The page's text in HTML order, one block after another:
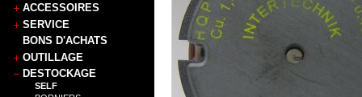
ACCESSOIRES
SERVICE
BONS D'ACHATS
OUTILLAGE
DESTOCKAGE
SELF